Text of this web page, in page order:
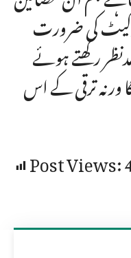
کی ضرورت
رکھتے ہوئے
ترقی کے اس
Post Views: